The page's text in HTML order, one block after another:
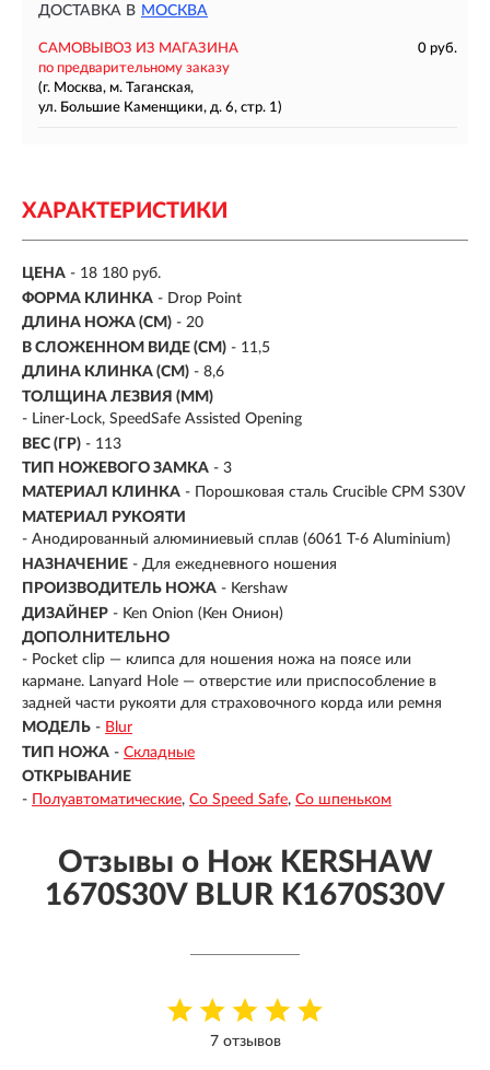
ДОСТАВКА В МОСКВА
САМОВЫВОЗ ИЗ МАГАЗИНА
0 руб.
по предварительному заказу
(г. Москва, м. Таганская,
ул. Большие Каменщики, д. 6, стр. 1)
ХАРАКТЕРИСТИКИ
ЦЕНА - 18 180 руб.
ФОРМА КЛИНКА - Drop Point
ДЛИНА НОЖА (СМ) - 20
В СЛОЖЕННОМ ВИДЕ (СМ) - 11,5
ДЛИНА КЛИНКА (СМ) - 8,6
ТОЛЩИНА ЛЕЗВИЯ (ММ)
- Liner-Lock, SpeedSafe Assisted Opening
ВЕС (ГР) - 113
ТИП НОЖЕВОГО ЗАМКА - 3
МАТЕРИАЛ КЛИНКА -
Порошковая сталь Crucible CPM S30V
МАТЕРИАЛ РУКОЯТИ
- Анодированный алюминиевый сплав (6061 T-6 Aluminium)
НАЗНАЧЕНИЕ - Для ежедневного ношения
ПРОИЗВОДИТЕЛЬ НОЖА - Kershaw
ДИЗАЙНЕР - Ken Onion (Кен Онион)
ДОПОЛНИТЕЛЬНО
- Pocket clip — клипса для ношения ножа на поясе или
кармане. Lanyard Hole — отверстие или приспособление в
задней части рукояти для страховочного корда или ремня
МОДЕЛЬ - Blur
ТИП НОЖА - Складные
ОТКРЫВАНИЕ
- Полуавтоматические Со Speed Safe Со шпеньком
Отзывы о Нож KERSHAW
1670S30V BLUR K1670S30V
7 отзывов